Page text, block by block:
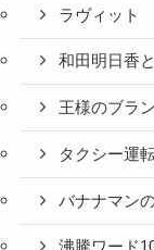
ラヴィット
和田明日香
王様のブラ
タクシー運
バナナマン